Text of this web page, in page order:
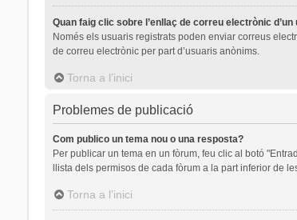
Quan faig clic sobre l’enllaç de correu electrònic
Només els usuaris registrats poden enviar correus
de correu electrònic per part d’usuaris anònims.
Torna a l’inici
Problemes de publicació
Com publico un tema nou o una resposta?
Per publicar un tema en un fòrum, feu clic al botó
llista dels permisos de cada fòrum a la part inferior de
Torna a l’inici